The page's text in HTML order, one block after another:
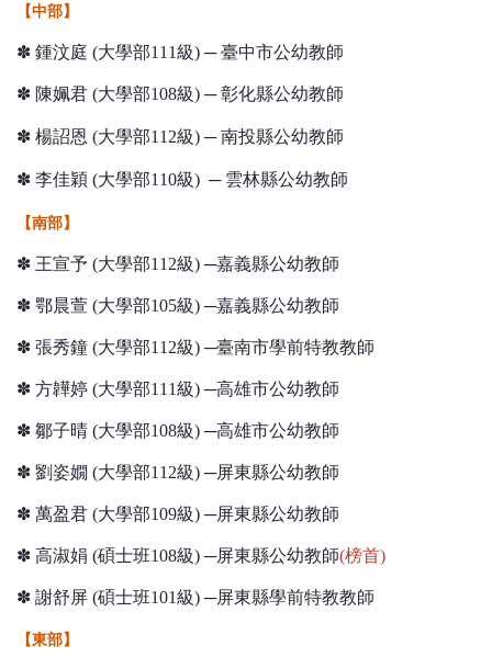
【中部】
✽ 鍾汶庭 (大學部111級) ─ 臺中市公幼教師
✽ 陳姵君 (大學部108級) ─ 彰化縣公幼教師
✽ 楊詔恩 (大學部112級) ─ 南投縣公幼教師
✽ 李佳穎 (大學部110級) ─ 雲林縣公幼教師
【南部】
✽ 王宣予 (大學部112級) ─嘉義縣公幼教師
✽ 鄂晨萱 (大學部105級) ─嘉義縣公幼教師
✽ 張秀鐘 (大學部112級) ─臺南市學前特教教師
✽ 方韡婷 (大學部111級) ─高雄市公幼教師
✽ 鄒子晴 (大學部108級) ─高雄市公幼教師
✽ 劉姿嫺 (大學部112級) ─屏東縣公幼教師
✽ 萬盈君 (大學部109級) ─屏東縣公幼教師
✽ 高淑娟 (碩士班108級) ─屏東縣公幼教師(榜首)
✽ 謝舒屏 (碩士班101級) ─屏東縣學前特教教師
【東部】